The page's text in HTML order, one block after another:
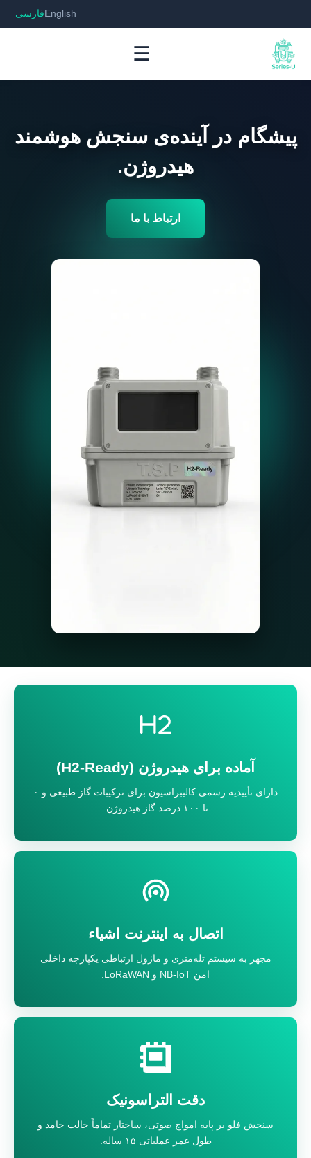
English فارسی
☰
پیشگام در آینده‌ی سنجش هوشمند
هیدروژن.
ارتباط با ما
آماده برای هیدروژن (H2-Ready)
دارای تأییدیه رسمی کالیبراسیون برای ترکیبات گاز طبیعی و ۰
تا ۱۰۰ درصد گاز هیدروژن.
اتصال به اینترنت اشیاء
مجهز به سیستم تله‌متری و ماژول ارتباطی یکپارچه داخلی
امن NB-IoT و LoRaWAN.
دقت التراسونیک
سنجش فلو بر پایه امواج صوتی، ساختار تماماً حالت جامد و
طول عمر عملیاتی ۱۵ ساله.